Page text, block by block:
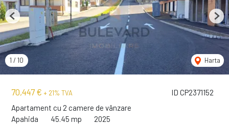
ID CP2371152
70,447 € + 21% TVA
Apartament cu 2 camere de vânzare
Apahida
45.45 mp 2025
1 / 10 Harta
Previous Next